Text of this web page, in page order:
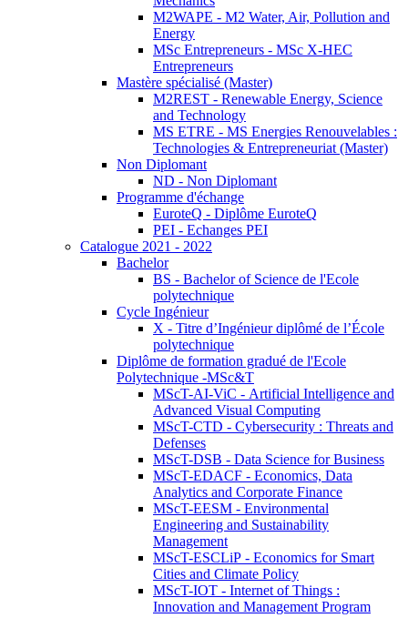
M2WAPE - M2 Water, Air, Pollution and
Energy
MSc Entrepreneurs - MSc X-HEC
Entrepreneurs
Mastère spécialisé (Master)
M2REST - Renewable Energy, Science
and Technology
MS ETRE - MS Energies Renouvelables :
Technologies & Entrepreneuriat (Master)
Non Diplomant
ND - Non Diplomant
Programme d'échange
EuroteQ - Diplôme EuroteQ
PEI - Echanges PEI
Catalogue 2021 - 2022
Bachelor
BS - Bachelor of Science de l'Ecole
polytechnique
Cycle Ingénieur
X - Titre d’Ingénieur diplômé de l’École
polytechnique
Diplôme de formation gradué de l'Ecole
Polytechnique -MSc&T
MScT-AI-ViC - Artificial Intelligence and
Advanced Visual Computing
MScT-CTD - Cybersecurity : Threats and
Defenses
MScT-DSB - Data Science for Business
MScT-EDACF - Economics, Data
Analytics and Corporate Finance
MScT-EESM - Environmental
Engineering and Sustainability
Management
MScT-ESCLiP - Economics for Smart
Cities and Climate Policy
MScT-IOT - Internet of Things :
Innovation and Management Program